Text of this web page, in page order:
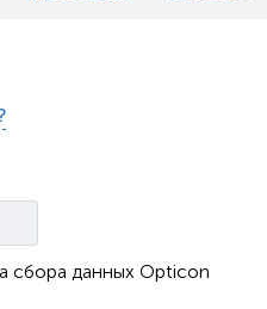
сбора данных Opticon